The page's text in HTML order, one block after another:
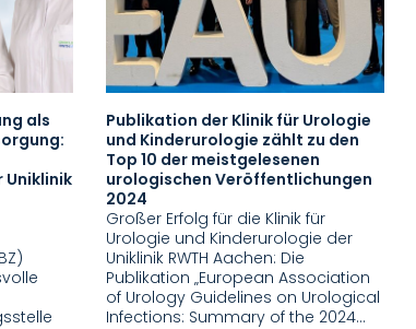
als
Uniklinik
Publikation der Klinik für Urologie
und Kinderurologie zählt zu den
Top 10 der meistgelesenen
urologischen Veröffentlichungen
2024
Großer Erfolg für die Klinik für
Urologie und Kinderurologie der
Uniklinik RWTH Aachen: Die
Publikation „European Association
of Urology Guidelines on Urological
Infections: Summary of the 2024…